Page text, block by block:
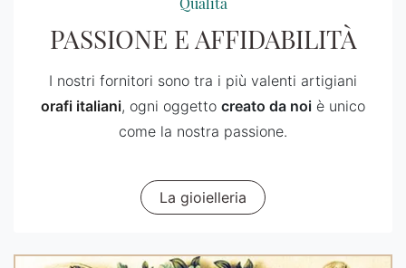
PASSIONE E AFFIDABILITÀ
I nostri fornitori sono tra i più valenti artigiani
orafi italiani, ogni oggetto creato da noi è unico
come la nostra passione.
La gioielleria